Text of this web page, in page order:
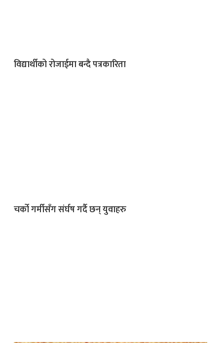
विद्यार्थीको रोजाईमा बन्दै पत्रकारिता
चर्को गर्मीसँग संर्घष गर्दै छन् युवाहरु